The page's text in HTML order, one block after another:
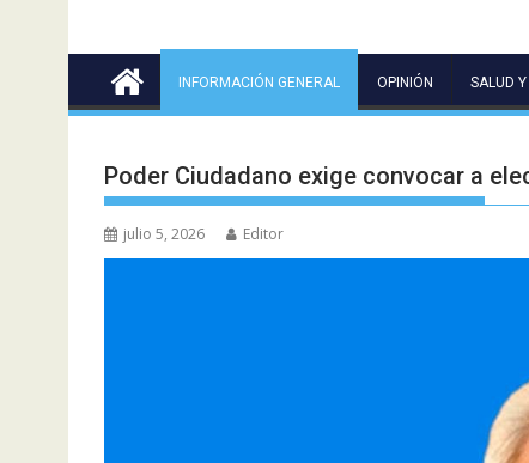
INFORMACIÓN GENERAL OPINIÓN SALUD
Poder Ciudadano exige convocar a
julio 5, 2026 Editor